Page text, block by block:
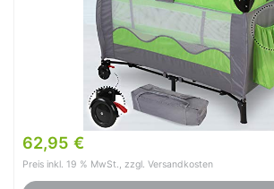
62,95 €
Preis inkl. 19 % MwSt., zzgl. Versandkosten